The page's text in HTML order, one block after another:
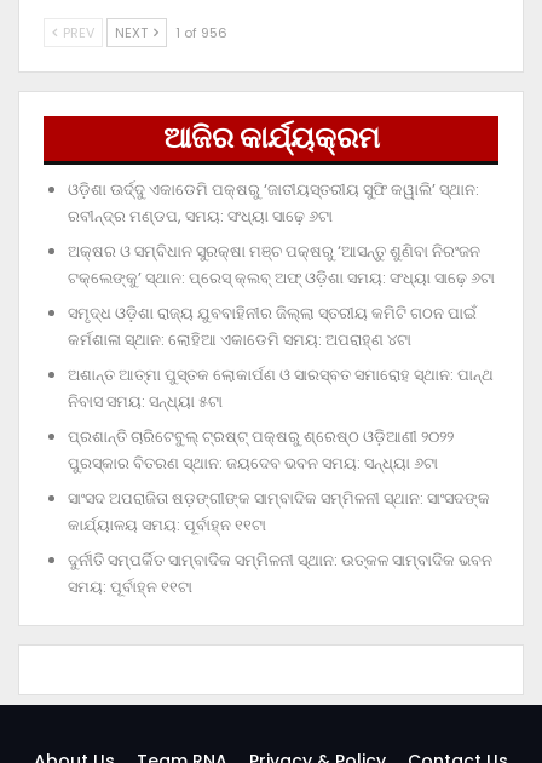
PREV NEXT 1 of 956
ଆଜିର କାର୍ଯ୍ୟକ୍ରମ
ଓଡ଼ିଶା ଊର୍ଦ୍ଦୁ ଏକାଡେମି ପକ୍ଷରୁ ‘ଜାତୀୟସ୍ତରୀୟ ସୁଫି କୱାଲି’ ସ୍ଥାନ:
ରବୀନ୍ଦ୍ର ମଣ୍ଡପ, ସମୟ: ସଂଧ୍ୟା ସାଢ଼େ ୬ଟା
ଅକ୍ଷର ଓ ସମ୍ବିଧାନ ସୁରକ୍ଷା ମଞ୍ଚ ପକ୍ଷରୁ ‘ଆସନ୍ତୁ ଶୁଣିବା ନିରଂଜନ
ଟକ୍‌ଲେଙ୍କୁ’ ସ୍ଥାନ: ପ୍ରେସ୍‌ କ୍ଲବ୍‌ ଅଫ୍‌ ଓଡ଼ିଶା ସମୟ: ସଂଧ୍ୟା ସାଢ଼େ ୬ଟା
ସମୃଦ୍ଧ ଓଡ଼ିଶା ରାଜ୍ୟ ଯୁବବାହିନୀର ଜିଲ୍ଲା ସ୍ତରୀୟ କମିଟି ଗଠନ ପାଇଁ
କର୍ମଶାଳା ସ୍ଥାନ: ଲୋହିଆ ଏକାଡେମି ସମୟ: ଅପରାହ୍‌ଣ ୪ଟା
ଅଶାନ୍ତ ଆତ୍ମା ପୁସ୍ତକ ଲୋକାର୍ପଣ ଓ ସାରସ୍ବତ ସମାରୋହ ସ୍ଥାନ: ପାନ୍ଥ
ନିବାସ ସମୟ: ସନ୍ଧ୍ୟା ୫ଟା
ପ୍ରଶାନ୍ତି ଚାରିଟେବୁଲ୍‌ ଟ୍ରଷ୍ଟ୍‌ ପକ୍ଷରୁ ଶ୍ରେଷ୍ଠ ଓଡ଼ିଆଣୀ ୨୦୨୨
ପୁରସ୍କାର ବିତରଣ ସ୍ଥାନ: ଜୟଦେବ ଭବନ ସମୟ: ସନ୍ଧ୍ୟା ୬ଟା
ସାଂସଦ ଅପରାଜିତା ଷଡ଼ଙ୍ଗୀଙ୍କ ସାମ୍ବାଦିକ ସମ୍ମିଳନୀ ସ୍ଥାନ: ସାଂସଦଙ୍କ
କାର୍ଯ୍ୟାଳୟ ସମୟ: ପୂର୍ବାହ୍ନ ୧୧ଟା
ଦୁର୍ନୀତି ସମ୍ପର୍କିତ ସାମ୍ବାଦିକ ସମ୍ମିଳନୀ ସ୍ଥାନ: ଉତ୍କଳ ସାମ୍ବାଦିକ ଭବନ
ସମୟ: ପୂର୍ବାହ୍ନ ୧୧ଟା